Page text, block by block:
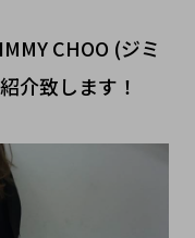
CHOO (ジミ
介致します！